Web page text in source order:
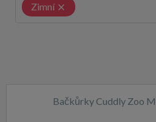
Zimní
Bačkůrky Cuddly Zoo